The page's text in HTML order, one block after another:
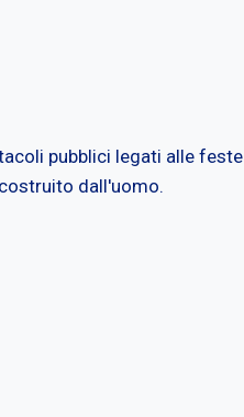
pubblici legati alle feste
dall'uomo.